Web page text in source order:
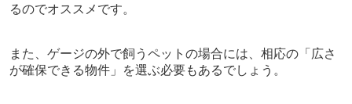
るのでオススメです。
また、ゲージの外で飼うペットの場合には、相応の「広さ
が確保できる物件」を選ぶ必要もあるでしょう。